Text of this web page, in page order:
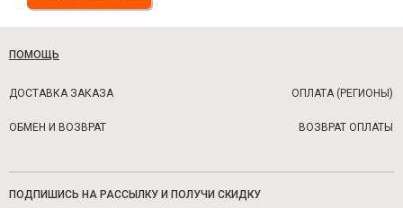
ПОМОЩЬ
ДОСТАВКА ЗАКАЗА ОПЛАТА (РЕГИОНЫ)
ОБМЕН И ВОЗВРАТ ВОЗВРАТ ОПЛАТЫ
ПОДПИШИСЬ НА РАССЫЛКУ И ПОЛУЧИ СКИДКУ